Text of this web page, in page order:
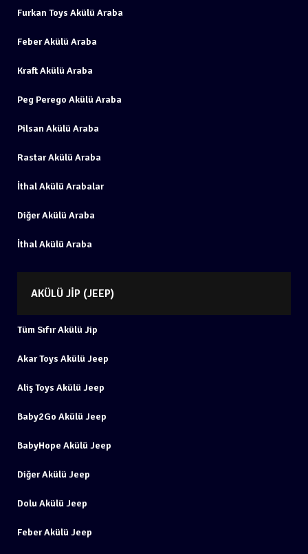
Furkan Toys Akülü Araba
Feber Akülü Araba
Kraft Akülü Araba
Peg Perego Akülü Araba
Pilsan Akülü Araba
Rastar Akülü Araba
İthal Akülü Arabalar
Diğer Akülü Araba
İthal Akülü Araba
AKÜLÜ JIP (JEEP)
Tüm Sıfır Akülü Jip
Akar Toys Akülü Jeep
Aliş Toys Akülü Jeep
Baby2Go Akülü Jeep
BabyHope Akülü Jeep
Diğer Akülü Jeep
Dolu Akülü Jeep
Feber Akülü Jeep